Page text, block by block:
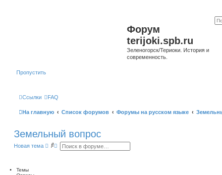
Форум
terijoki.spb.ru
Зеленогорск/Териоки. История и
современность.
Пропустить
Ссылки FAQ
На главную Список форумов Форумы на русском языке
Земельный вопрос
Новая тема
П Р
Темы